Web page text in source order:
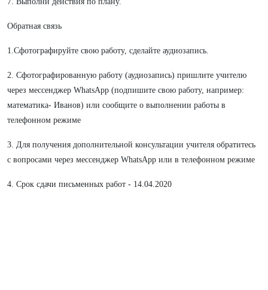
Обратная связь
1.Сфотографируйте свою работу, сделайте аудиозапись.
2. Сфотографированную работу (аудиозапись) пришлите учителю
через мессенджер WhatsApp (подпишите свою работу, например:
математика- Иванов) или сообщите о выполнении работы в
телефонном режиме
3. Для получения дополнительной консультации учителя обратитесь
с вопросами через мессенджер WhatsApp или в телефонном режиме
4. Срок сдачи письменных работ - 14.04.2020